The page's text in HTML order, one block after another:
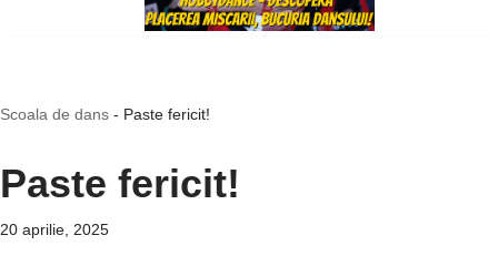
Scoala de dans - Paste fericit!
Paste fericit!
20 aprilie, 2025